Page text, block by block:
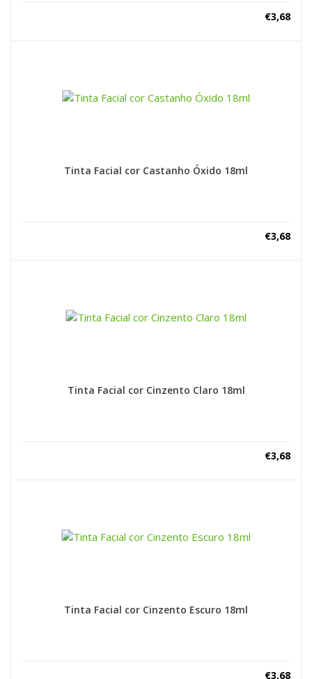
€3,68
Tinta Facial cor Castanho Óxido 18ml
€3,68
Tinta Facial cor Cinzento Claro 18ml
€3,68
Tinta Facial cor Cinzento Escuro 18ml
€3,68